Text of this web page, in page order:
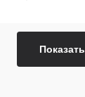
Показать